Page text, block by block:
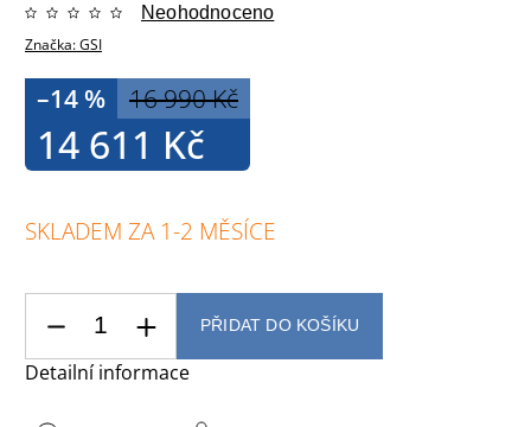
Značka:GSI
Neohodnoceno
16 990 Kč
–14 %
14 611 Kč
SKLADEM ZA 1-2 MĚSÍCE
PŘIDAT DO KOŠÍKU
Detailní informace